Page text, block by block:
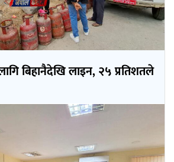
बिहानैदेखि लाइन, २५ प्रतिशतले